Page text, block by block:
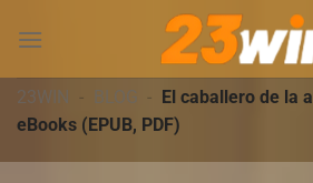
đến
dung23WIN - BLOG - El caballero de la
eBooks (EPUB, PDF)